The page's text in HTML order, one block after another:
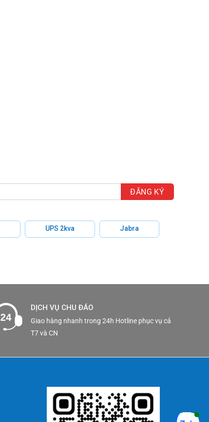
UPS 2kva Jabra
DỊCH VỤ CHU ĐÁO
Giao hàng nhanh trong 24h Hotline phục vụ cả
T7 và CN